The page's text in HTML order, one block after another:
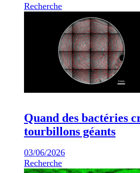
Recherche
Quand des bactéries
tourbillons géants
03/06/2026
Recherche